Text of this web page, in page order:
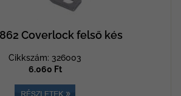
Coverlock felső kés
Cikkszám: 326003
6.060 Ft